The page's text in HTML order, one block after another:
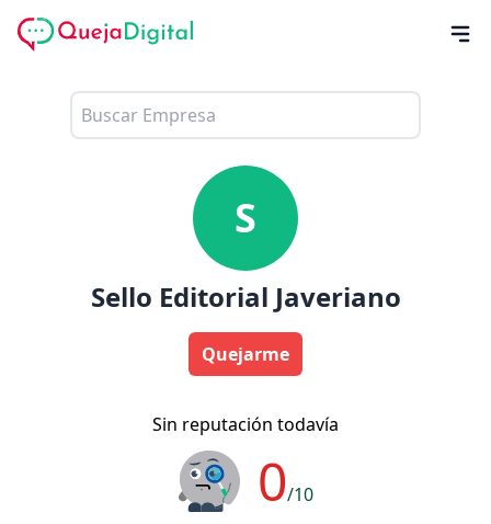
S
Sello Editorial Javeriano
Quejarme
Sin reputación todavía
0/10